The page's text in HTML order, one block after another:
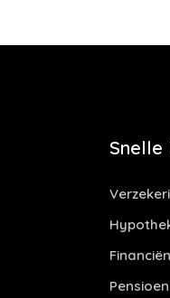
Snelle
Financiën
Pensioen